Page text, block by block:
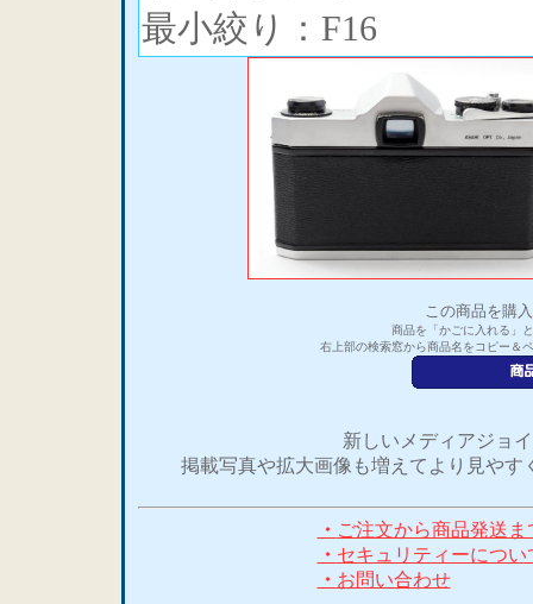
最小絞り：F16
この商品を購
商品を「かごに入れる」
右上部の検索窓から商品名をコピー＆
新しいメディアジョ
掲載写真や拡大画像も増えてより見や
・ ご注文から商品発送
・ セキュリティーについ
・ お問い合わせ